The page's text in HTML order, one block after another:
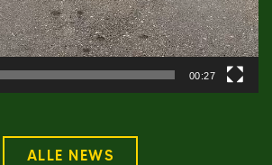
00:27
ALLE NEWS